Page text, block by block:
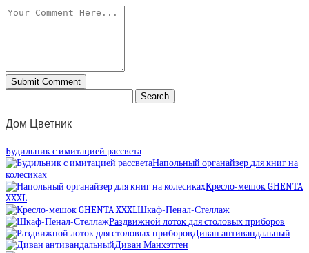
Дом Цветник
Будильник с имитацией рассвета
Напольный органайзер для книг на
колесиках
Кресло-мешок GHENTA
XXXL
Шкаф-Пенал-Стеллаж
Раздвижной лоток для столовых приборов
Диван антивандальный
Диван Манхэттен